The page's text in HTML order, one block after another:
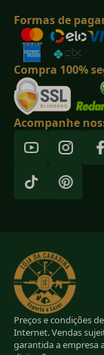
Formas de
Compra 100%
Acompanhe
Preços e condições
Internet. Vendas
garantida a empresa